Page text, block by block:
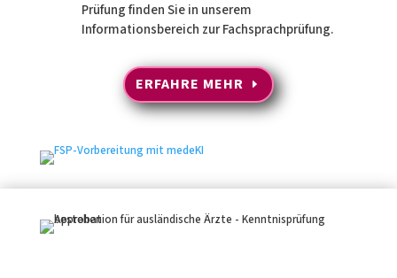
Prüfung finden Sie in unserem
Informationsbereich zur Fachsprachprüfung.
ERFAHRE MEHR